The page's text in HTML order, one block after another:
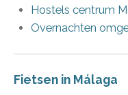
Hostels centrum
Overnachten
Fietsen in Málaga